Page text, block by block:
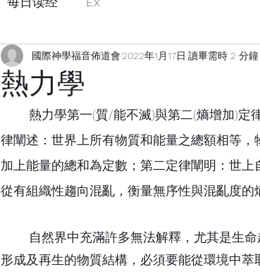
熱力學
國際神學福音佈道會2022年1月17日 讀畢需時 2 分鐘
熱力學第一(質/能不滅)與第二(熵增加)定
律闡述：世界上所有物質和能量之總額相等
加上能量的總和為定數 ；第二定律闡明： 世上
從有組織性趨向混亂 ，衡量無序性與混亂度的
形成及再生的物質結構，必須要能從環境中